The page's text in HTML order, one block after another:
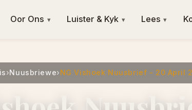
Oor Ons ▾ Luister & Kyk ▾ Lees ▾
›Nuusbriewe›NG Vishoek Nuusbrief - 20 April